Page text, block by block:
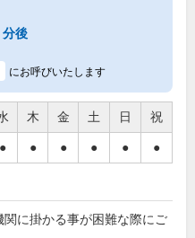
分後
にお呼びいたします
木 金 土 日 祝
● ● ● ● ● ●
に掛かる事が困難な際にご